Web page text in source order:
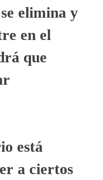
elimina y
en el
que
está
a ciertos